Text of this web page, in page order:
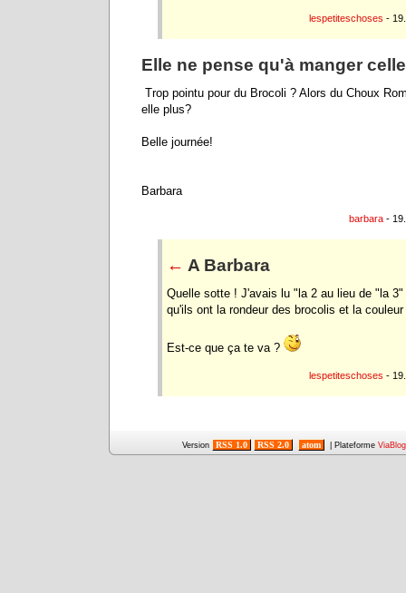
lespetiteschoses -
Elle ne pense qu'à manger
Trop pointu pour du Brocoli ? Alors du Choux
elle plus?
Belle journée!
Barbara
barbara -
← A Barbara
Quelle sotte ! J'avais lu "la 2 au lieu de "la
qu'ils ont la rondeur des brocolis et la
Est-ce que ça te va ?
lespetiteschoses -
Version RSS 1.0 RSS 2.0 atom | Plateforme